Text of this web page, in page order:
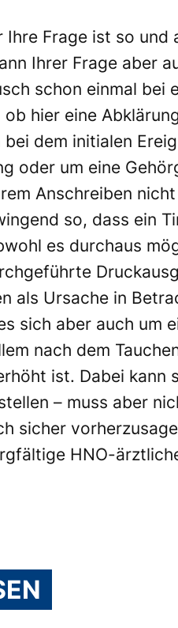
Ihre Frage ist so und
Ihrer Frage aber
schon einmal bei
hier eine
dem initialen
oder um eine
Anschreiben
so, dass ein
es durchaus
als Ursache in
sich aber auch um
nach dem
ist. Dabei kann
– muss aber
sicher
HNO-